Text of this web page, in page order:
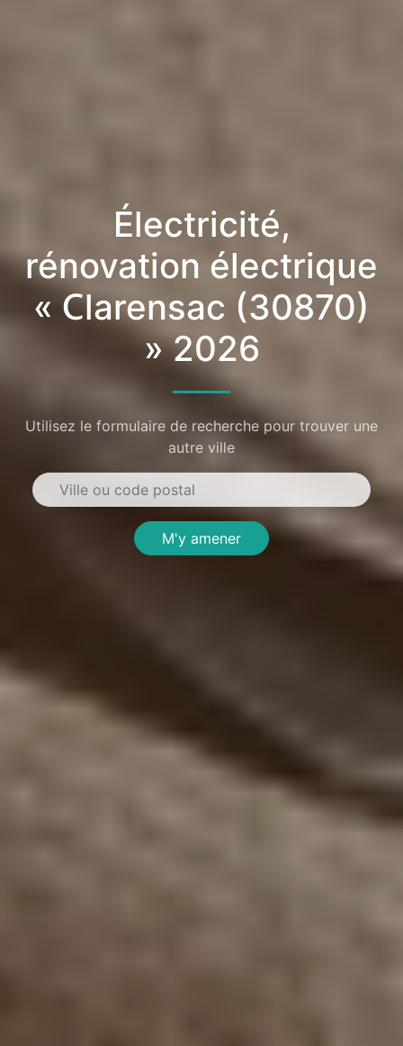
Électricité,
rénovation électrique
« Clarensac (30870)
» 2026
Utilisez le formulaire de recherche pour trouver une
autre ville
M'y amener